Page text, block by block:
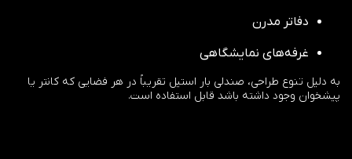
دفاتر مدرن
غرفه‌های نمایشگاهی
به دلیل تنوع طراحی، صندلی بار استیل تقریباً در هر فضایی که کانتر یا
پیشخوان وجود داشته باشد قابل استفاده است.